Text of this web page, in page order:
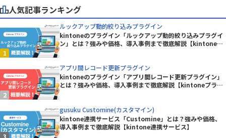
人気記事ランキング
ルックアップ動的絞り込みプラグイン
kintoneのプラグイン「ルックアップ動的絞り込みプラグイ
ン」とは？強みや価格、導入事例まで徹底解説【kintoneプ
アプリ間レコード更新プラグイン
kintoneのプラグイン「アプリ間レコード更新プラグイン」
とは？強みや価格、導入事例まで徹底解説【kintoneプラグ
gusuku Customine(カスタマイン)
kintone連携サービス「Customine」とは？強みや価格、
導入事例まで徹底解説【kintone連携サービス】